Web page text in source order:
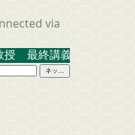
via
授 最終講義 ２０２３．